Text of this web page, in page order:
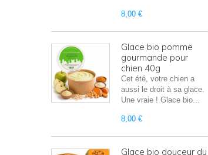
8,00 €
Glace bio pomme
gourmande pour
chien 40g
Cet été, votre chien a
aussi le droit à sa glace.
Une vraie ! Glace bio...
8,00 €
Glace bio douceur du